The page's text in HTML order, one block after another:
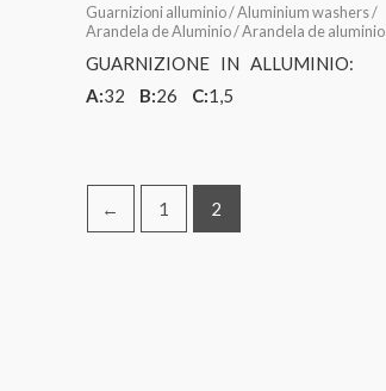
Guarnizioni alluminio / Aluminium washers /
Arandela de Aluminio / Arandela de aluminio
GUARNIZIONE IN ALLUMINIO:
A:32 B:26 C:1,5
← 1 2